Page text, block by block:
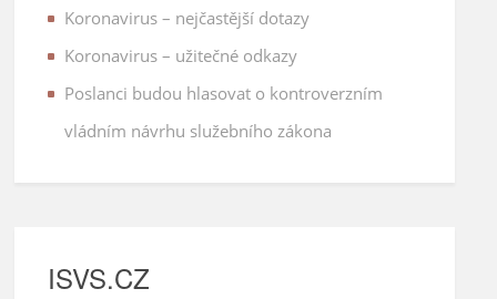
Koronavirus – nejčastější dotazy
Koronavirus – užitečné odkazy
Poslanci budou hlasovat o kontroverzním
vládním návrhu služebního zákona
ISVS.CZ